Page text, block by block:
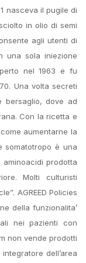
nasceva il pugile di
in olio di semi
agli utenti di
una sola iniezione
nel 1963 e fu
Una volta secreti
bersaglio, dove ad
Con la ricetta e
aumentarne la
somatotropo è una
prodotta
Molti culturisti
AGREED Policies
della funzionalita’
nei pazienti con
non vende prodotti
dell’area